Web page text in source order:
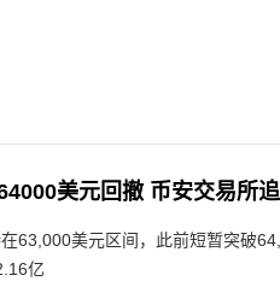
美元回撤 币安交易所
63,000美元区间，此前短暂突破
亿